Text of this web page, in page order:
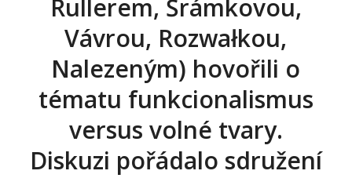
Rullerem, Šrámkovou,
Vávrou, Rozwałkou,
Nalezeným) hovořili o
tématu funkcionalismus
versus volné tvary.
Diskuzi pořádalo sdružení